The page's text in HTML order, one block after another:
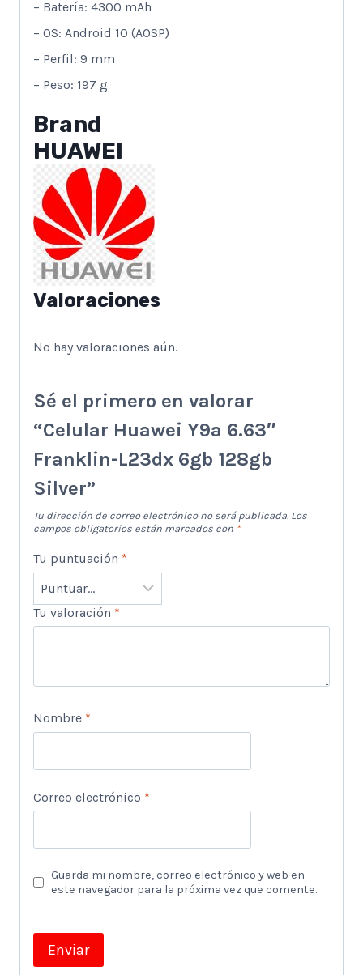
– Batería: 4300 mAh
– OS: Android 10 (AOSP)
– Perfil: 9 mm
– Peso: 197 g
Brand
HUAWEI
Valoraciones
No hay valoraciones aún.
Sé el primero en valorar
“Celular Huawei Y9a 6.63″
Franklin-L23dx 6gb 128gb
Silver”
Tu dirección de correo electrónico no será publicada. Los
campos obligatorios están marcados con *
Tu puntuación *
Tu valoración *
Nombre *
Correo electrónico *
Guarda mi nombre, correo electrónico y web en
este navegador para la próxima vez que comente.